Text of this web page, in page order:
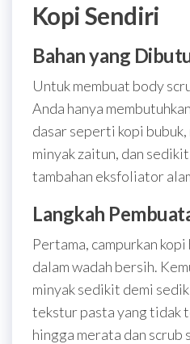
Kopi Sendiri
Bahan yang
Untuk membuat body
Anda hanya
dasar seperti kopi bubuk,
minyak zaitun, dan
tambahan eksfoliator
Langkah
Pertama, campurkan
dalam wadah bersih.
minyak sedikit demi
tekstur pasta yang tidak
hingga merata dan scrub